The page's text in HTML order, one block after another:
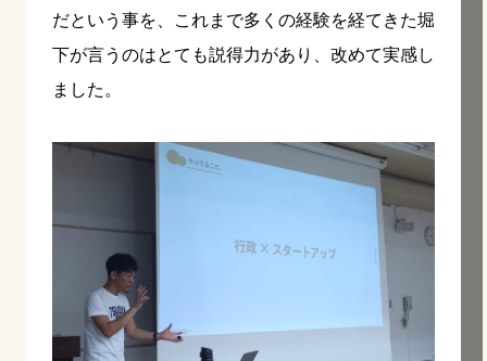
だという事を、これまで多くの経験を経てきた堀
下が言うのはとても説得力があり、改めて実感し
ました。